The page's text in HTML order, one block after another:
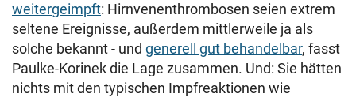
weitergeimpft: Hirnvenenthrombosen seien extrem
seltene Ereignisse, außerdem mittlerweile ja als
solche bekannt - und generell gut behandelbar, fasst
Paulke-Korinek die Lage zusammen. Und: Sie hätten
nichts mit den typischen Impfreaktionen wie